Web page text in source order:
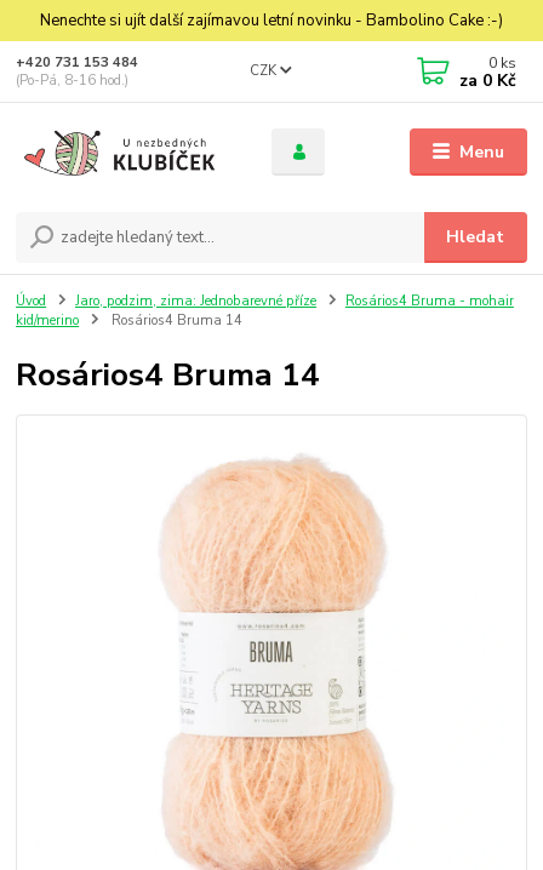
Nenechte si ujít další zajímavou letní novinku - Bambolino Cake :-)
Menu
CZK
Hledat
+420 731 153 484
(Po-Pá, 8-16 hod.)
0 ks
za 0 Kč
Úvod Jaro, podzim, zima: Jednobarevné příze
Rosários4 Bruma - mohair
kid/merino
Rosários4 Bruma 14
Rosários4 Bruma 14